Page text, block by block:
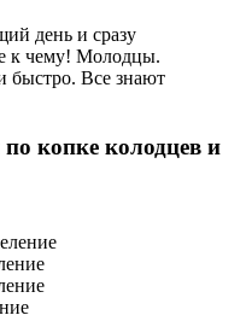
день и сразу
к чему! Молодцы.
быстро. Все знают
копке колодцев и